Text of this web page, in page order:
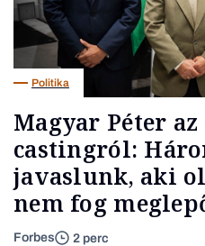
Politika
Magyar Péter
castingról:
javaslunk, aki
nem fog
Forbes 2 perc